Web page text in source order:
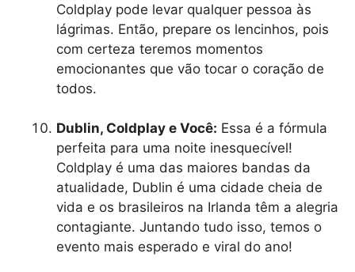
Coldplay pode levar qualquer pessoa às
lágrimas. Então, prepare os lencinhos, pois
com certeza teremos momentos
emocionantes que vão tocar o coração de
todos.
Dublin, Coldplay e Você: Essa é a fórmula
perfeita para uma noite inesquecível!
Coldplay é uma das maiores bandas da
atualidade, Dublin é uma cidade cheia de
vida e os brasileiros na Irlanda têm a alegria
contagiante. Juntando tudo isso, temos o
evento mais esperado e viral do ano!